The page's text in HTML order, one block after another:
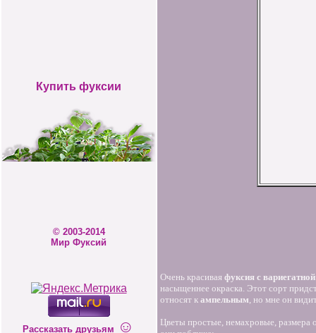
Купить фуксии
© 2003-2014
Мир Фуксий
Рассказать друзьям ☺
Очень красивая фуксия с
насыщеннее окраска. Этот сорт
относят к ампельным, но мне он
Цветы простые, немахровые, размера